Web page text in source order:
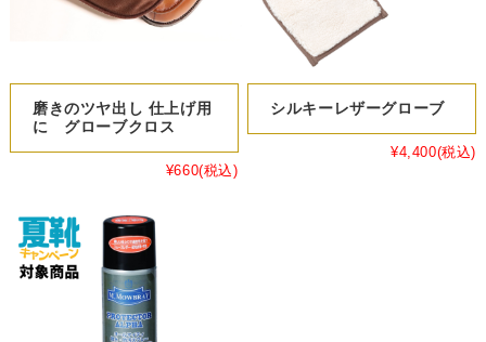
磨きのツヤ出し 仕上げ用
に グローブクロス
¥660(税込)
シルキーレザーグローブ
¥4,400(税込)